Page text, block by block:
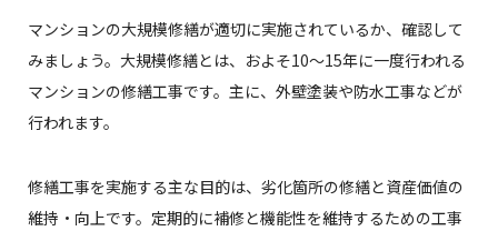
マンションの大規模修繕が適切に実施されているか、確認して
みましょう。大規模修繕とは、およそ10〜15年に一度行われる
マンションの修繕工事です。主に、外壁塗装や防水工事などが
行われます。
修繕工事を実施する主な目的は、劣化箇所の修繕と資産価値の
維持・向上です。定期的に補修と機能性を維持するための工事